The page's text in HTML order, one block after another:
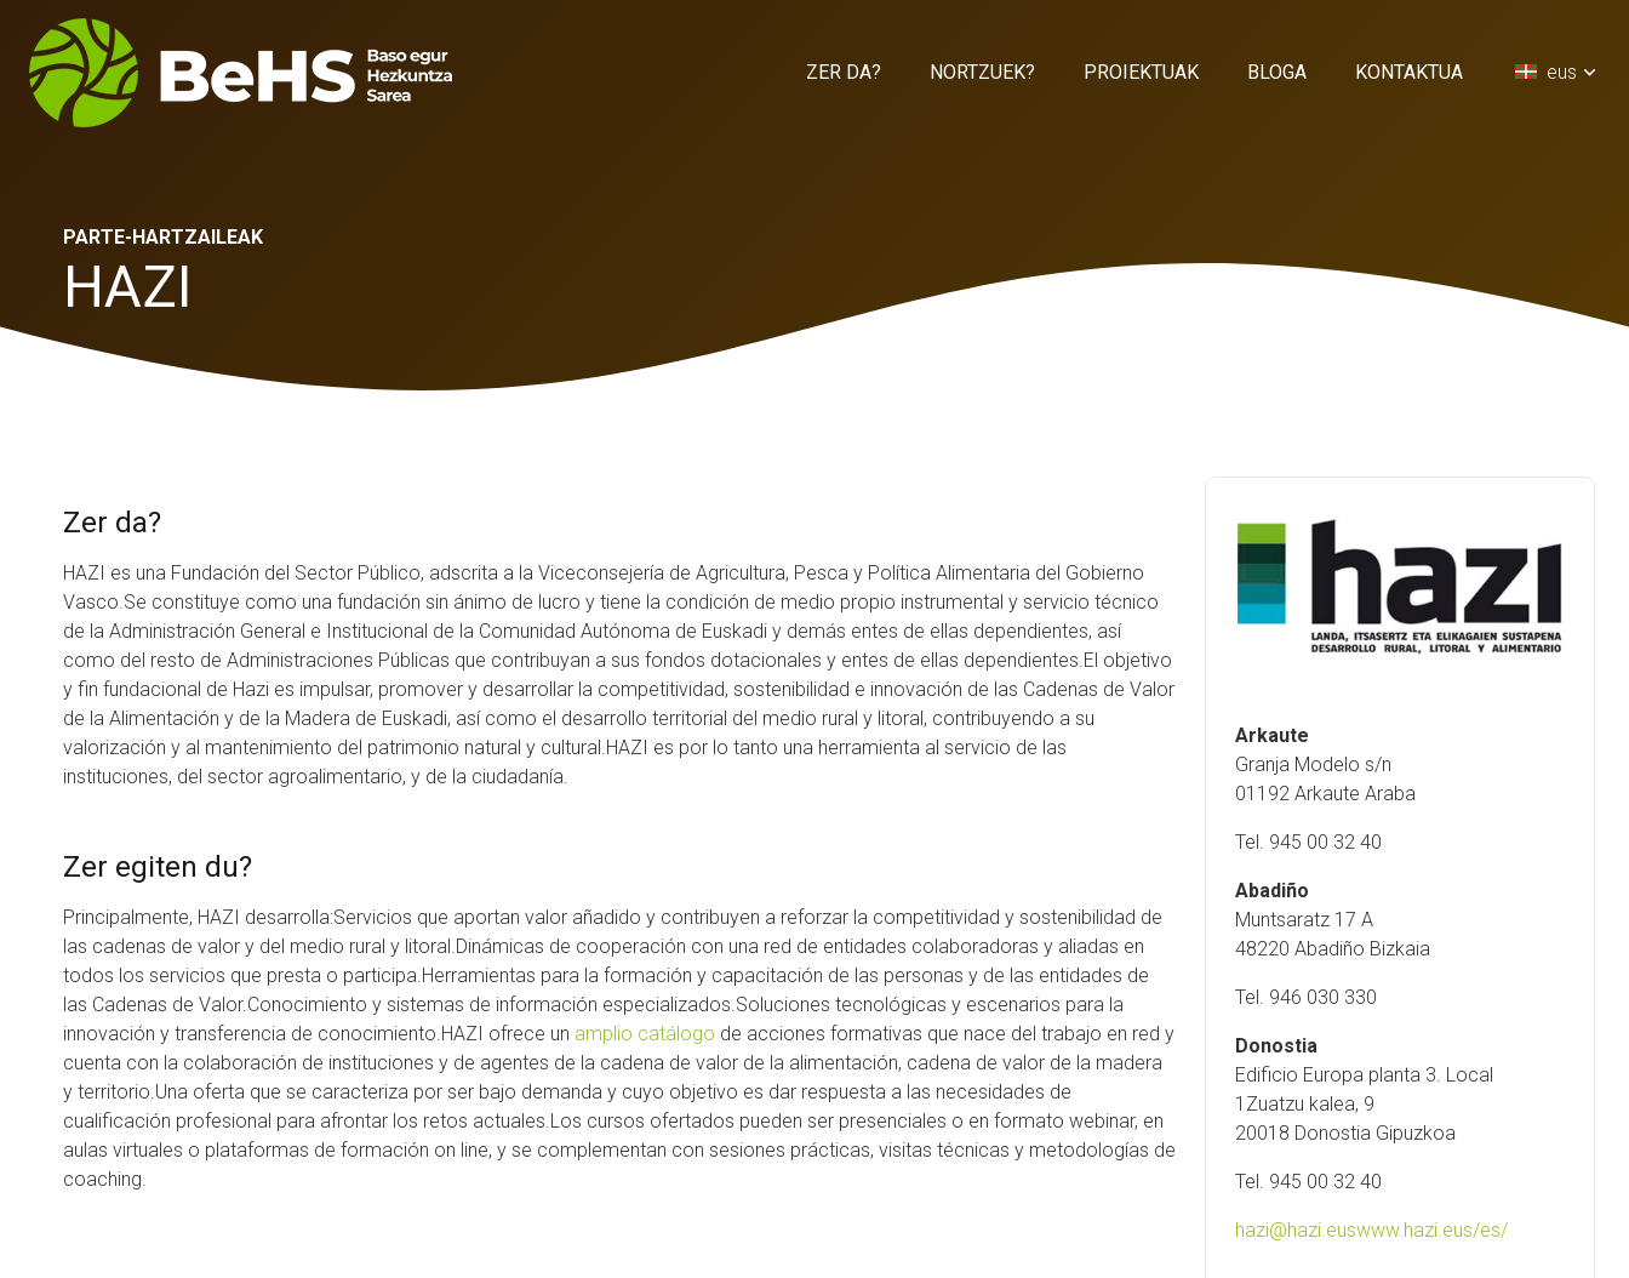
ZER DA? NORTZUEK? PROIEKTUAK BLOGA KONTAKTUA eus
PARTE-HARTZAILEAK
HAZI
Zer da?
HAZI es una Fundación del Sector Público, adscrita a la Viceconsejería de Agricultura, Pesca y Política Alimentaria del Gobierno
Vasco.Se constituye como una fundación sin ánimo de lucro y tiene la condición de medio propio instrumental y servicio técnico
de la Administración General e Institucional de la Comunidad Autónoma de Euskadi y demás entes de ellas dependientes, así
como del resto de Administraciones Públicas que contribuyan a sus fondos dotacionales y entes de ellas dependientes.El objetivo
y fin fundacional de Hazi es impulsar, promover y desarrollar la competitividad, sostenibilidad e innovación de las Cadenas de Valor
de la Alimentación y de la Madera de Euskadi, así como el desarrollo territorial del medio rural y litoral, contribuyendo a su
valorización y al mantenimiento del patrimonio natural y cultural.HAZI es por lo tanto una herramienta al servicio de las
instituciones, del sector agroalimentario, y de la ciudadanía.
Zer egiten du?
Principalmente, HAZI desarrolla:Servicios que aportan valor añadido y contribuyen a reforzar la competitividad y sostenibilidad de
las cadenas de valor y del medio rural y litoral.Dinámicas de cooperación con una red de entidades colaboradoras y aliadas en
todos los servicios que presta o participa.Herramientas para la formación y capacitación de las personas y de las entidades de
las Cadenas de Valor.Conocimiento y sistemas de información especializados.Soluciones tecnológicas y escenarios para la
innovación y transferencia de conocimiento.HAZI ofrece un amplio catálogo de acciones formativas que nace del trabajo en red y
cuenta con la colaboración de instituciones y de agentes de la cadena de valor de la alimentación, cadena de valor de la madera
y territorio.Una oferta que se caracteriza por ser bajo demanda y cuyo objetivo es dar respuesta a las necesidades de
cualificación profesional para afrontar los retos actuales.Los cursos ofertados pueden ser presenciales o en formato webinar, en
aulas virtuales o plataformas de formación on line, y se complementan con sesiones prácticas, visitas técnicas y metodologías de
coaching.
Arkaute
Granja Modelo s/n
01192 Arkaute Araba
Tel. 945 00 32 40
Abadiño
Muntsaratz 17 A
48220 Abadiño Bizkaia
Tel. 946 030 330
Donostia
Edificio Europa planta 3. Local
1Zuatzu kalea, 9
20018 Donostia Gipuzkoa
Tel. 945 00 32 40
hazi@hazi.euswww.hazi.eus/es/